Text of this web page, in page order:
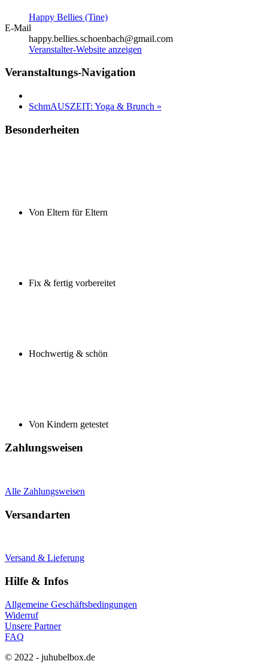
Happy Bellies (Tine)
E-Mail
happy.bellies.schoenbach@gmail.com
Veranstalter-Website anzeigen
Veranstaltungs-Navigation
SchmAUSZEIT: Yoga & Brunch »
Besonderheiten
Von Eltern für Eltern
Fix & fertig vorbereitet
Hochwertig & schön
Von Kindern getestet
Zahlungsweisen
Alle Zahlungsweisen
Versandarten
Versand & Lieferung
Hilfe & Infos
Allgemeine Geschäftsbedingungen
Widerruf
Unsere Partner
FAQ
© 2022 - juhubelbox.de